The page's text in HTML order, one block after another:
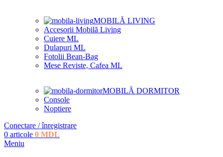
MOBILĂ LIVING
Accesorii Mobilă Living
Cuiere ML
Dulapuri ML
Fotolii Bean-Bag
Mese Reviste, Cafea ML
MOBILĂ DORMITOR
Console
Noptiere
Conectare / înregistrare
0 articole 0 MDL
Meniu